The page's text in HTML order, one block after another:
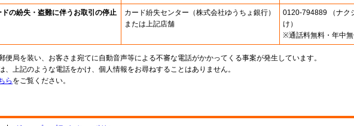
の紛失・盗難に伴うお取引の停止 カード紛失センター （株式会社ゆうちょ銀行）
または上記店舗
0120-794889 （ナク
け）
※通話料無料・年中
便局を装い、お客さま宛てに自動音声等による不審な電話がかかってくる事案が発生しています。
、上記のような電話をかけ、個人情報をお尋ねすることはありません。
ら をご覧ください。